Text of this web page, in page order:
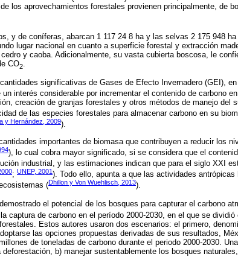
los aprovechamientos forestales provienen principalmente, de
y de coníferas, abarcan 1 117 24 8 ha y las selvas 2 175 948 ha
lugar nacional en cuanto a superficie forestal y extracción
y caoba. Adicionalmente, su vasta cubierta boscosa, le
CO2.
significativas de Gases de Efecto Invernadero (GEI),
interés considerable por incrementar el contenido de carbono
creación de granjas forestales y otros métodos de manejo del
de las especies forestales para almacenar carbono en su
y Hernández, 2009).
importantes de biomasa que contribuyen a reducir los
), lo cual cobra mayor significado, si se considera que el
industrial, y las estimaciones indican que para el siglo XXI
; UNEP, 2001). Todo ello, apunta a que las actividades antrópicas
(Dhillon y Von Wuehlisch, 2013).
el potencial de los bosques para capturar el carbono
captura de carbono en el período 2000-2030, en el que se
Estos autores usaron dos escenarios: el primero,
las opciones propuestas derivadas de sus resultados,
de toneladas de carbono durante el periodo 2000-2030.
b) manejar sustentablemente los bosques